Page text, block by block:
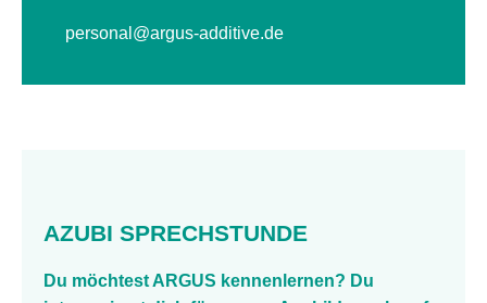
personal@argus-additive.de
AZUBI SPRECHSTUNDE
Du möchtest ARGUS kennenlernen? Du